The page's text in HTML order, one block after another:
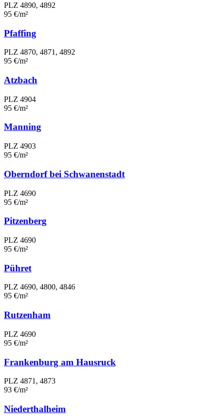
PLZ 4890, 4892
95 €/m²
Pfaffing
PLZ 4870, 4871, 4892
95 €/m²
Atzbach
PLZ 4904
95 €/m²
Manning
PLZ 4903
95 €/m²
Oberndorf bei Schwanenstadt
PLZ 4690
95 €/m²
Pitzenberg
PLZ 4690
95 €/m²
Pühret
PLZ 4690, 4800, 4846
95 €/m²
Rutzenham
PLZ 4690
95 €/m²
Frankenburg am Hausruck
PLZ 4871, 4873
93 €/m²
Niederthalheim